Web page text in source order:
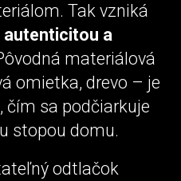
Tak vzniká
autenticitou a
materiálová
omietka, drevo – je
čím sa podčiarkuje
stopou domu.
odtlačok